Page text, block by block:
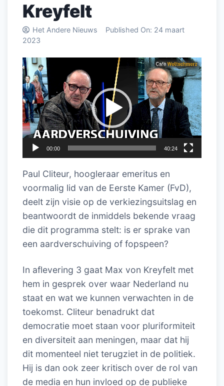
Kreyfelt
Het Andere Nieuws Published On: 24 maart
2023
Videospeler
00:00 40:24
Paul Cliteur, hoogleraar emeritus en
voormalig lid van de Eerste Kamer (FvD),
deelt zijn visie op de verkiezingsuitslag en
beantwoordt de inmiddels bekende vraag
die dit programma stelt: is er sprake van
een aardverschuiving of fopspeen?
In aflevering 3 gaat Max von Kreyfelt met
hem in gesprek over waar Nederland nu
staat en wat we kunnen verwachten in de
toekomst. Cliteur benadrukt dat
democratie moet staan voor pluriformiteit
en diversiteit aan meningen, maar dat hij
dit momenteel niet terugziet in de politiek.
Hij is dan ook zeer kritisch over de rol van
de media en hun invloed op de publieke